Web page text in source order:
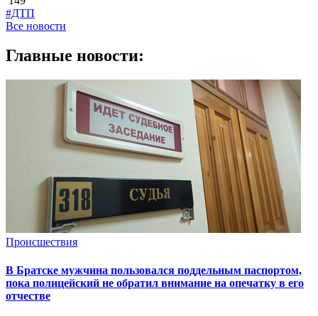
#ДТП
Все новости
Главные новости:
Происшествия
В Братске мужчина пользовался поддельным паспортом,
пока полицейский не обратил внимание на опечатку в его
отчестве